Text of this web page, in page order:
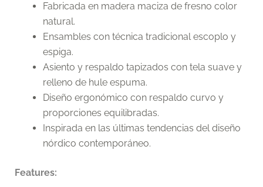
Fabricada en madera maciza de fresno color
natural.
Ensambles con técnica tradicional escoplo y
espiga.
Asiento y respaldo tapizados con tela suave y
relleno de hule espuma.
Diseño ergonómico con respaldo curvo y
proporciones equilibradas.
Inspirada en las últimas tendencias del diseño
nórdico contemporáneo.
Features: